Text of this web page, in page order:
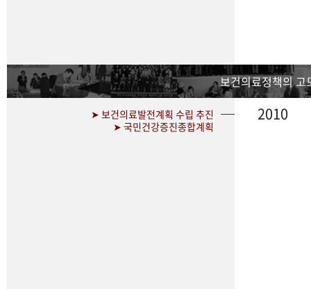
보건의료정책의 고
➤ 보건의료발전계획 수립 추진
➤ 국민건강증진종합계획
2010